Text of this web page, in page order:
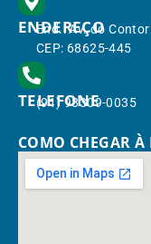
ENDEREÇO
End.: Av. do
CEP: 68625-445
TELEFONE
(91) 98309-0035
COMO CHEGAR À